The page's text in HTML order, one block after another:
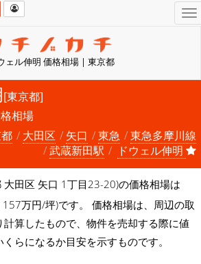
ェル伸明 価格相場 | 東京都
[東京都]
相場
大田区 矢口 東急
東急多摩川線
武蔵新田駅
ドウェル伸明
大田区 矢口 1丁目23-20)の価格相場は
万円/坪)です。 価格相場は、周辺の取
計算したもので、物件を売却する際に値
らになるか目安を示すものです。